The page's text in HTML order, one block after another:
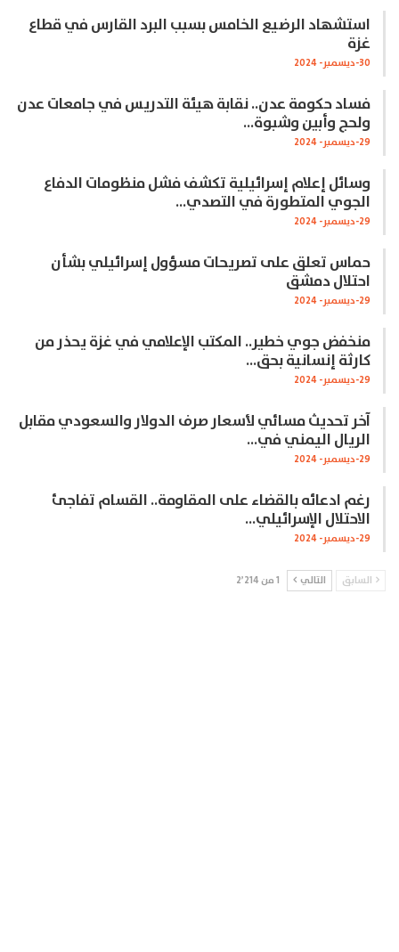
استشهاد الرضيع الخامس بسبب البرد القارس في قطاع
غزة
30-ديسمبر- 2024
فساد حكومة عدن.. نقابة هيئة التدريس في جامعات عدن
ولحج وأبين وشبوة…
29-ديسمبر- 2024
وسائل إعلام إسرائيلية تكشف فشل منظومات الدفاع
الجوي المتطورة في التصدي…
29-ديسمبر- 2024
حماس تعلق على تصريحات مسؤول إسرائيلي بشأن
احتلال دمشق
29-ديسمبر- 2024
منخفض جوي خطير.. المكتب الإعلامي في غزة يحذر من
كارثة إنسانية بحق…
29-ديسمبر- 2024
آخر تحديث مسائي لأسعار صرف الدولار والسعودي مقابل
الريال اليمني في…
29-ديسمبر- 2024
رغم ادعائه بالقضاء على المقاومة.. القسام تفاجئ
الاحتلال الإسرائيلي…
29-ديسمبر- 2024
السابق التالي 1 من 2٬214